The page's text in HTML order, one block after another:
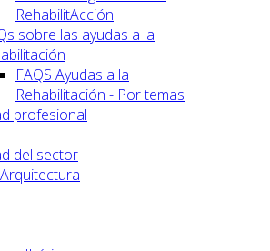
RehabilitAcción
sobre las ayudas a la
FAQS Ayudas a la
Rehabilitación - Por temas
profesional
del sector